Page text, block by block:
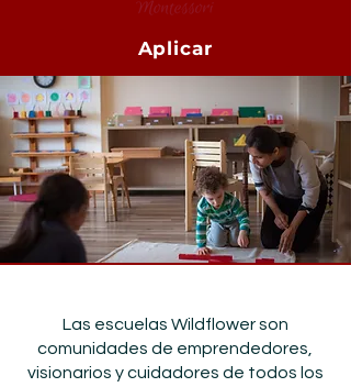
Aplicar
Las escuelas Wildflower son
comunidades de emprendedores,
visionarios y cuidadores de todos los